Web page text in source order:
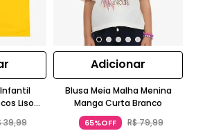
Liso
39,99
Adicionar
Blusa Meia Malha Menina
Manga Curta Branco
65%OFF R$79,99